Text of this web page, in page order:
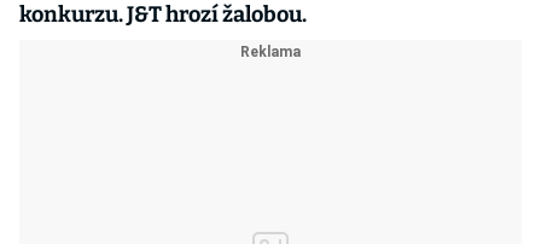
konkurzu. J&T hrozí žalobou.